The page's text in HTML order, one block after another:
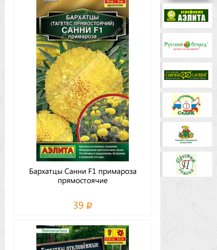
Бренды
Доставка
Оптовикам
Бархатцы Санни F1 примароза
прямостоячие
39